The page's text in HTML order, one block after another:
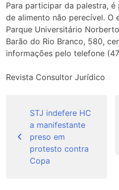
Para participar da palestra,
de alimento não perecível. O
Parque Universitário
Barão do Rio Branco, 580,
informações pelo telefone
Revista Consultor Jurídico
Post
STJ indefere HC
a manifestante
preso em
protesto contra
Copa